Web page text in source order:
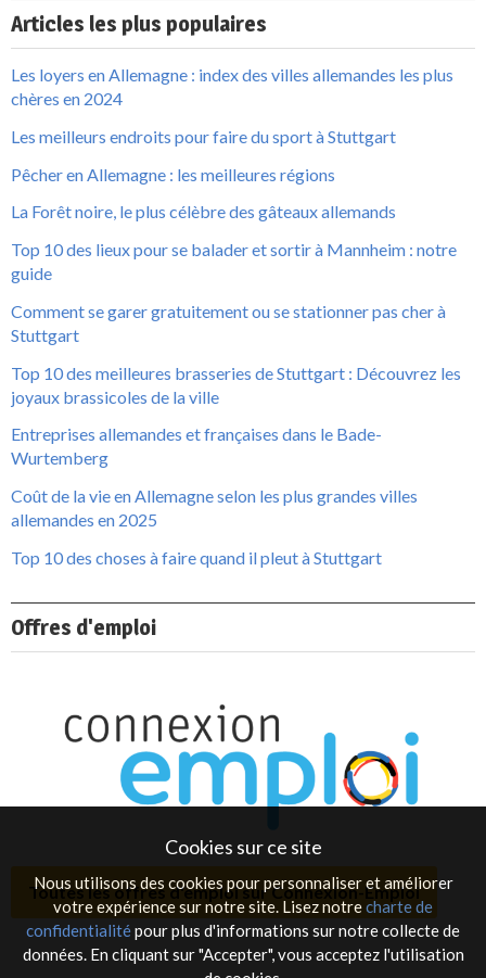
Articles les plus populaires
Les loyers en Allemagne : index des villes allemandes les plus
chères en 2024
Les meilleurs endroits pour faire du sport à Stuttgart
Pêcher en Allemagne : les meilleures régions
La Forêt noire, le plus célèbre des gâteaux allemands
Top 10 des lieux pour se balader et sortir à Mannheim : notre
guide
Comment se garer gratuitement ou se stationner pas cher à
Stuttgart
Top 10 des meilleures brasseries de Stuttgart : Découvrez les
joyaux brassicoles de la ville
Entreprises allemandes et françaises dans le Bade-
Wurtemberg
Coût de la vie en Allemagne selon les plus grandes villes
allemandes en 2025
Top 10 des choses à faire quand il pleut à Stuttgart
Offres d'emploi
Toutes les offres d'emploi sur Connexion-Emploi
Cookies sur ce site
Nous utilisons des cookies pour personnaliser et améliorer
votre expérience sur notre site. Lisez notrecharte de
confidentialitépour plus d'informations sur notre collecte de
données. En cliquant sur "Accepter", vous acceptez l'utilisation